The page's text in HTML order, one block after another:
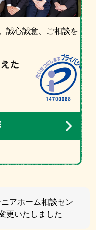
アホーム相談セン
更いたしました